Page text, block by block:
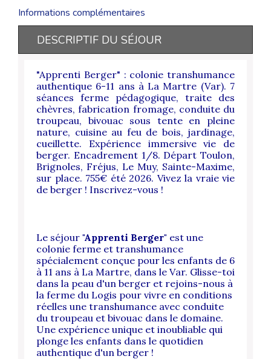
Informations complémentaires
DESCRIPTIF DU SÉJOUR
"Apprenti Berger" : colonie transhumance
authentique 6-11 ans à La Martre (Var). 7
séances ferme pédagogique, traite des
chèvres, fabrication fromage, conduite du
troupeau, bivouac sous tente en pleine
nature, cuisine au feu de bois, jardinage,
cueillette. Expérience immersive vie de
berger. Encadrement 1/8. Départ Toulon,
Brignoles, Fréjus, Le Muy, Sainte-Maxime,
sur place. 755€ été 2026. Vivez la vraie vie
de berger ! Inscrivez-vous !
Le séjour "Apprenti Berger" est une
colonie ferme et transhumance
spécialement conçue pour les enfants de 6
à 11 ans à La Martre, dans le Var. Glisse-toi
dans la peau d'un berger et rejoins-nous à
la ferme du Logis pour vivre en conditions
réelles une transhumance avec conduite
du troupeau et bivouac dans le domaine.
Une expérience unique et inoubliable qui
plonge les enfants dans le quotidien
authentique d'un berger !